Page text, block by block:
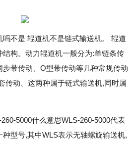
不是 辊道机不是链式输送机。 辊道
构。动力辊道机一般分为:单链条传
带传动、O型带传动等几种常规传动
传动、这两种属于链式输送机,同时属
5000什么意思WLS-260-5000代表
型号,其中WLS表示无轴螺旋输送机,